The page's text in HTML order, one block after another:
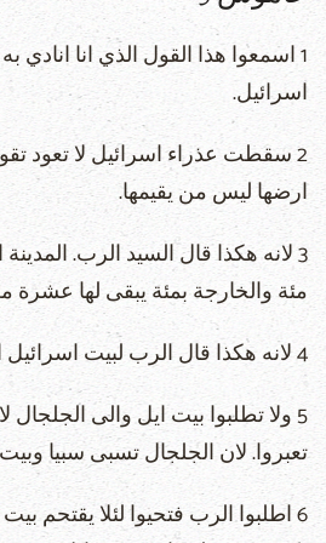
1 اسمعوا هذا القول الذي انا انادي
اسرائيل.
2 سقطت عذراء اسرائيل لا تعود
ارضها ليس من يقيمها.
3 لانه هكذا قال السيد الرب.
مئة والخارجة بمئة يبقى لها عشرة
4 لانه هكذا قال الرب لبيت اسرائيل اطلبوني فتحيوا.
5 ولا تطلبوا بيت ايل والى الجلجال
تعبروا. لان الجلجال تسبى سبيا
6 اطلبوا الرب فتحيوا لئلا يقتحم